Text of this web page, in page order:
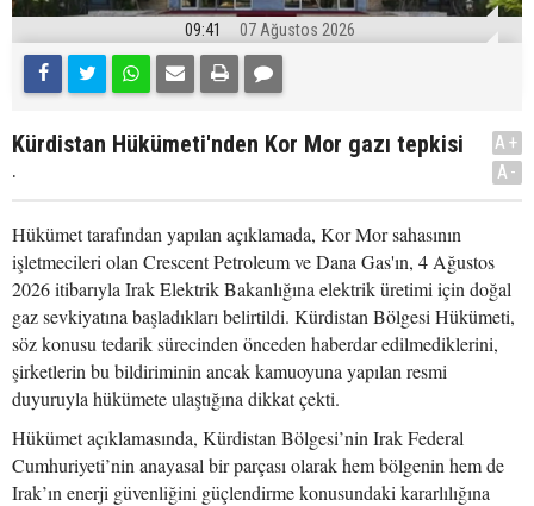
09:41 07 Ağustos 2026
Kürdistan Hükümeti'nden Kor Mor gazı tepkisi
.
A+
A-
Hükümet tarafından yapılan açıklamada, Kor Mor sahasının
işletmecileri olan Crescent Petroleum ve Dana Gas'ın, 4 Ağustos
2026 itibarıyla Irak Elektrik Bakanlığına elektrik üretimi için doğal
gaz sevkiyatına başladıkları belirtildi. Kürdistan Bölgesi Hükümeti,
söz konusu tedarik sürecinden önceden haberdar edilmediklerini,
şirketlerin bu bildiriminin ancak kamuoyuna yapılan resmi
duyuruyla hükümete ulaştığına dikkat çekti.
Hükümet açıklamasında, Kürdistan Bölgesi’nin Irak Federal
Cumhuriyeti’nin anayasal bir parçası olarak hem bölgenin hem de
Irak’ın enerji güvenliğini güçlendirme konusundaki kararlılığına